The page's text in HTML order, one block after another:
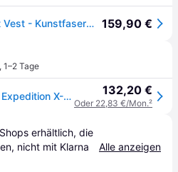
Fjällräven Expedition X-Lätt Vest - Kunstfaserweste - Herren Black L 159,90 €
, 1–2 Tage
Fjällräven, Herren, Westen, Expedition X-Lätt Weste, Schwarz, (S) 132,20 €
Oder 22,83 €/Mon.²
Shops erhältlich, die
nicht mit Klarna
Alle anzeigen